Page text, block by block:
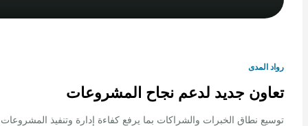
جديد لدعم نجاح المشروعات
نطاق الخبرات والشراكات بما يرفع كفاءة إدارة وتنفيذ المشروعات.